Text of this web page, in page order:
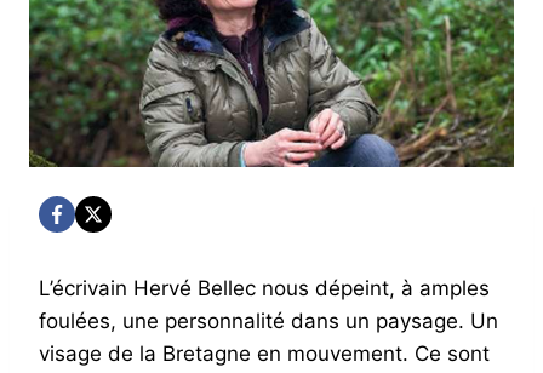
L’écrivain Hervé Bellec nous dépeint, à amples
foulées, une personnalité dans un paysage. Un
visage de la Bretagne en mouvement. Ce sont